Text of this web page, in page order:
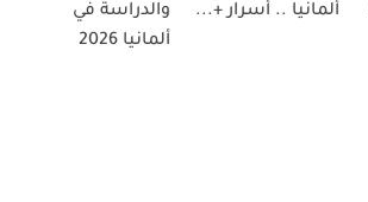
ألمانيا .. أسرار +...
والدراسة في
ألمانيا 2026